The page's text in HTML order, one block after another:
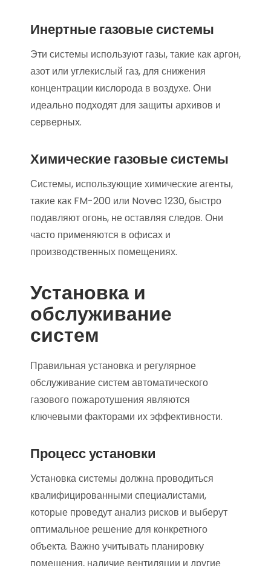
Инертные газовые системы
Эти системы используют газы, такие как аргон,
азот или углекислый газ, для снижения
концентрации кислорода в воздухе. Они
идеально подходят для защиты архивов и
серверных.
Химические газовые системы
Системы, использующие химические агенты,
такие как FM-200 или Novec 1230, быстро
подавляют огонь, не оставляя следов. Они
часто применяются в офисах и
производственных помещениях.
Установка и
обслуживание
систем
Правильная установка и регулярное
обслуживание систем автоматического
газового пожаротушения являются
ключевыми факторами их эффективности.
Процесс установки
Установка системы должна проводиться
квалифицированными специалистами,
которые проведут анализ рисков и выберут
оптимальное решение для конкретного
объекта. Важно учитывать планировку
помещения, наличие вентиляции и другие